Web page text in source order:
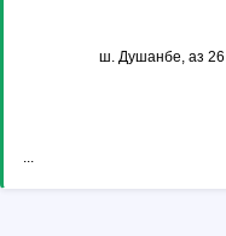
ш. Душанбе, аз
...